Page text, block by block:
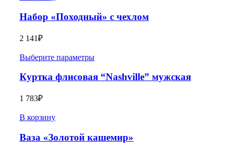
Набор «Походный» с чехлом
2 141₽
Выберите параметры
Куртка флисовая “Nashville” мужская
1 783₽
В корзину
Ваза «Золотой кашемир»